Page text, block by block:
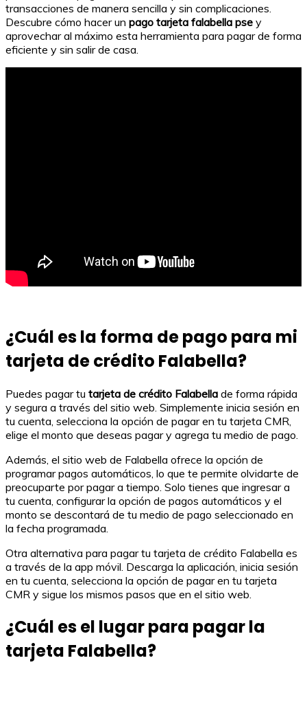
transacciones de manera sencilla y sin complicaciones.
Descubre cómo hacer un pago tarjeta falabella pse y
aprovechar al máximo esta herramienta para pagar de forma
eficiente y sin salir de casa.
¿Cuál es la forma de pago para mi
tarjeta de crédito Falabella?
Puedes pagar tu tarjeta de crédito Falabella de forma rápida
y segura a través del sitio web. Simplemente inicia sesión en
tu cuenta, selecciona la opción de pagar en tu tarjeta CMR,
elige el monto que deseas pagar y agrega tu medio de pago.
Además, el sitio web de Falabella ofrece la opción de
programar pagos automáticos, lo que te permite olvidarte de
preocuparte por pagar a tiempo. Solo tienes que ingresar a
tu cuenta, configurar la opción de pagos automáticos y el
monto se descontará de tu medio de pago seleccionado en
la fecha programada.
Otra alternativa para pagar tu tarjeta de crédito Falabella es
a través de la app móvil. Descarga la aplicación, inicia sesión
en tu cuenta, selecciona la opción de pagar en tu tarjeta
CMR y sigue los mismos pasos que en el sitio web.
¿Cuál es el lugar para pagar la
tarjeta Falabella?